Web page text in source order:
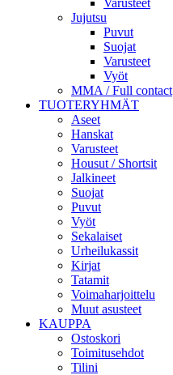
Varusteet
Jujutsu
Puvut
Suojat
Varusteet
Vyöt
MMA / Full contact
TUOTERYHMÄT
Aseet
Hanskat
Varusteet
Housut / Shortsit
Jalkineet
Suojat
Puvut
Vyöt
Sekalaiset
Urheilukassit
Kirjat
Tatamit
Voimaharjoittelu
Muut asusteet
KAUPPA
Ostoskori
Toimitusehdot
Tilini